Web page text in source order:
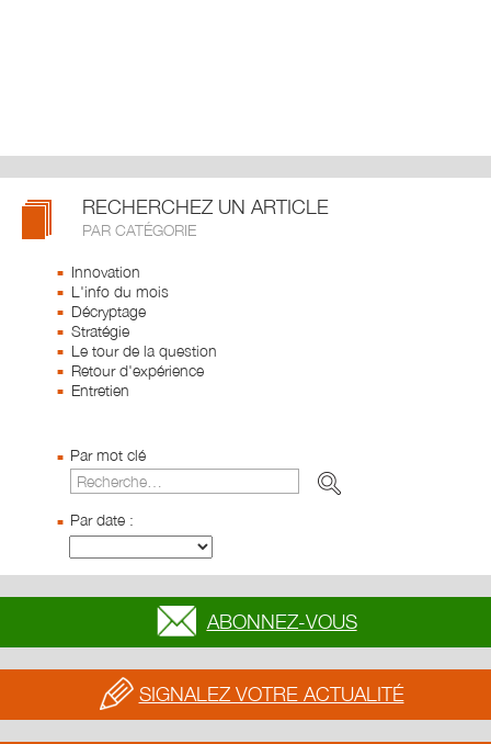
RECHERCHEZ UN ARTICLE
PAR CATÉGORIE
Innovation
L'info du mois
Décryptage
Stratégie
Le tour de la question
Retour d'expérience
Entretien
Par mot clé
Par date :
ABONNEZ-VOUS
SIGNALEZ VOTRE ACTUALITÉ